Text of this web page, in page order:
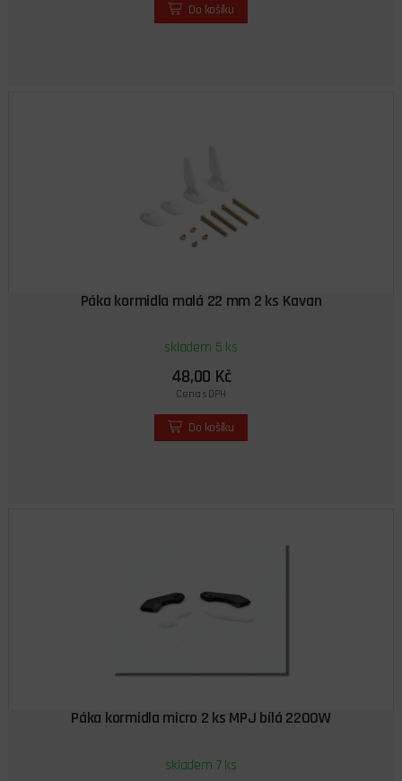
Do košíku
Páka kormidla malá 22 mm 2 ks Kavan
skladem 5 ks
48,00 Kč
Cena s DPH
Do košíku
Páka kormidla micro 2 ks MPJ bílá 2200W
skladem 7 ks